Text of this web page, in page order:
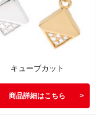
キューブカット
商品詳細はこちら